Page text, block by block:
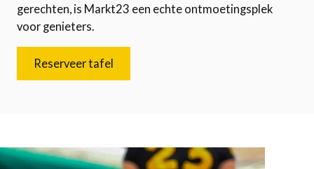
gerechten, is Markt23 een echte ontmoetingsplek
voor genieters.
Reserveer tafel